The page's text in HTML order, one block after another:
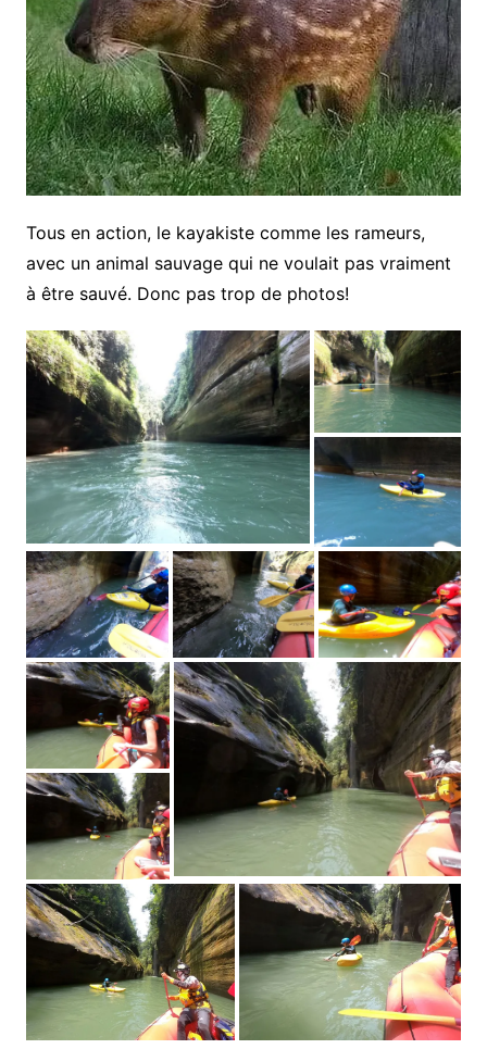
Tous en action, le kayakiste comme les rameurs,
avec un animal sauvage qui ne voulait pas vraiment
à être sauvé. Donc pas trop de photos!